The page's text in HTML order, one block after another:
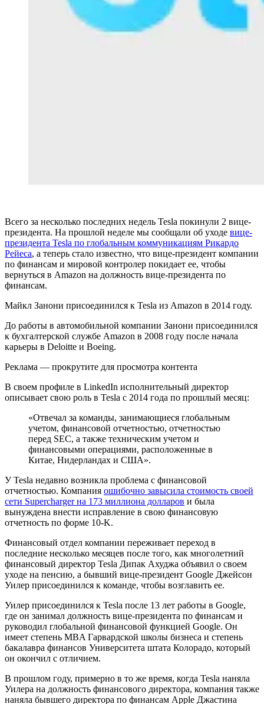
Всего за несколько последних недель Tesla покинули 2 вице-
президента. На прошлой неделе мы сообщали об уходе вице-
президента Tesla по глобальным коммуникациям Рикардо
Рейеса, а теперь стало известно, что вице-президент компании
по финансам и мировой контролер покидает ее, чтобы
вернуться в Amazon на должность вице-президента по
финансам.
Майкл Занони присоединился к Tesla из Amazon в 2014 году.
До работы в автомобильной компании Занони присоединился
к бухгалтерской службе Amazon в 2008 году после начала
карьеры в Deloitte и Boeing.
Реклама — прокрутите для просмотра контента
В своем профиле в LinkedIn исполнительный директор
описывает свою роль в Tesla с 2014 года по прошлый месяц:
«Отвечал за команды, занимающиеся глобальным
учетом, финансовой отчетностью, отчетностью
перед SEC, а также техническим учетом и
финансовыми операциями, расположенные в
Китае, Нидерландах и США».
У Tesla недавно возникла проблема с финансовой
отчетностью. Компания ошибочно завысила стоимость своей
сети Supercharger на 173 миллиона долларов и была
вынуждена внести исправление в свою финансовую
отчетность по форме 10-K.
Финансовый отдел компании переживает переход в
последние несколько месяцев после того, как многолетний
финансовый директор Tesla Дипак Ахуджа объявил о своем
уходе на пенсию, а бывший вице-президент Google Джейсон
Уилер присоединился к команде, чтобы возглавить ее.
Уилер присоединился к Tesla после 13 лет работы в Google,
где он занимал должность вице-президента по финансам и
руководил глобальной финансовой функцией Google. Он
имеет степень MBA Гарвардской школы бизнеса и степень
бакалавра финансов Университета штата Колорадо, который
он окончил с отличием.
В прошлом году, примерно в то же время, когда Tesla наняла
Уилера на должность финансового директора, компания также
наняла бывшего директора по финансам Apple Джастина